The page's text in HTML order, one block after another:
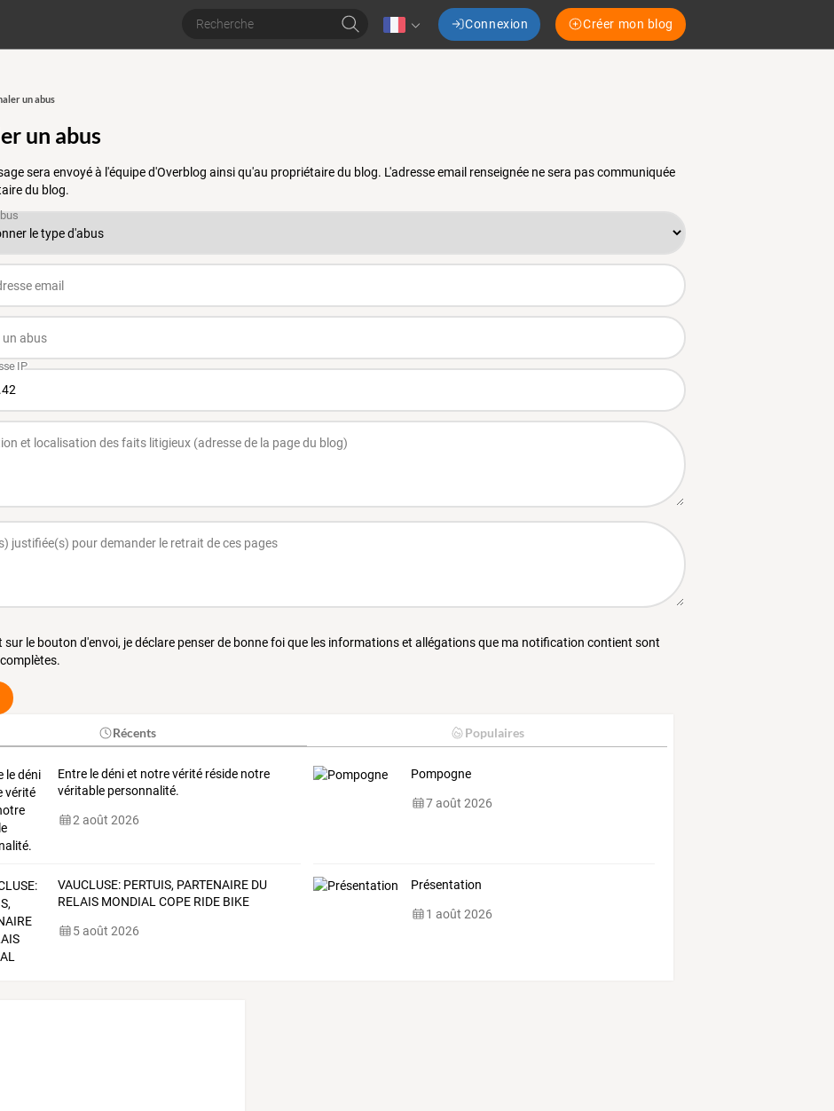
Connexion Créer mon blog
un abus
un abus
sera envoyé à l'équipe d'Overblog ainsi qu'au propriétaire du blog. L'adresse email renseignée ne sera pas communiquée
du blog.
sur le bouton d'envoi, je déclare penser de bonne foi que les informations et allégations que ma notification contient sont
Récents Populaires
Entre le déni et notre vérité réside notre
véritable personnalité.
2 août 2026
Pompogne
7 août 2026
VAUCLUSE: PERTUIS, PARTENAIRE DU
RELAIS MONDIAL COPE RIDE BIKE
5 août 2026
Présentation
1 août 2026